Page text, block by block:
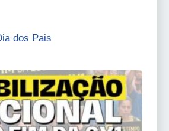
dos Pais